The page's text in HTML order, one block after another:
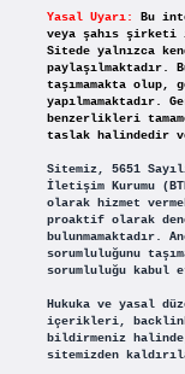
Yasal Uyarı:
Bu
veya şahıs şirketi
Sitede yalnızca
taşımamakta olup,
yapılmamaktadır.
benzerlikleri
taslak halindedir
Sitemiz, 5651
İletişim Kurumu
olarak hizmet
proaktif olarak
bulunmamaktadır.
sorumluluğunu
sorumluluğu kabul
Hukuka ve yasal
içerikleri,
bildirmeniz
sitemizden